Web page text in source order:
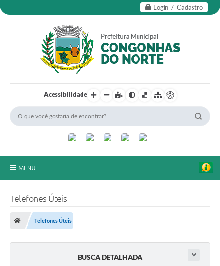
Login / Cadastro
Acessibilidade
MENU
Ouvidoria
Telefones Úteis
Telefones Úteis
BUSCA DETALHADA